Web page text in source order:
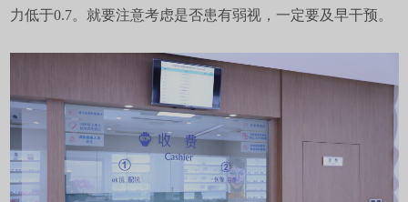
力低于0.7。就要注意考虑是否患有弱视，一定要及早干预。